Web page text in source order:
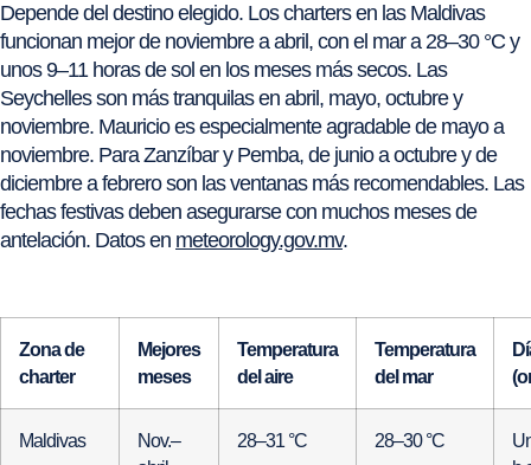
Depende del destino elegido. Los charters en las Maldivas
funcionan mejor de noviembre a abril, con el mar a 28–30 °C y
unos 9–11 horas de sol en los meses más secos. Las
Seychelles son más tranquilas en abril, mayo, octubre y
noviembre. Mauricio es especialmente agradable de mayo a
noviembre. Para Zanzíbar y Pemba, de junio a octubre y de
diciembre a febrero son las ventanas más recomendables. Las
fechas festivas deben asegurarse con muchos meses de
antelación. Datos en meteorology.gov.mv.
Zona de
charter
Mejores
meses
Temperatura
del aire
Temperatura
del mar
Maldivas
Nov.–
28–31 °C 28–30 °C